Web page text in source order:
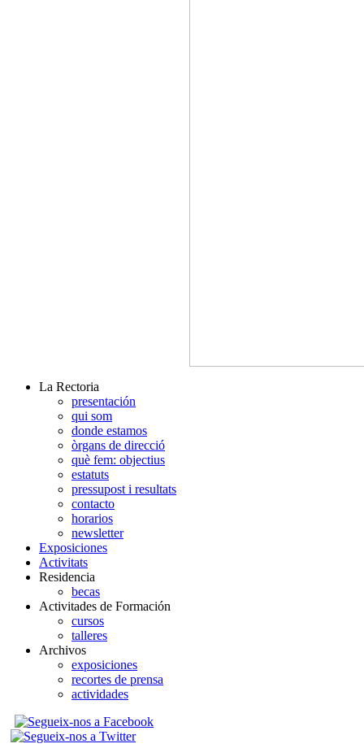
La Rectoria
presentación
qui som
donde estamos
òrgans de direcció
què fem: objectius
estatuts
pressupost i resultats
contacto
horarios
newsletter
Exposiciones
Activitats
Residencia
becas
Activitades de Formación
cursos
talleres
Archivos
exposiciones
recortes de prensa
actividades